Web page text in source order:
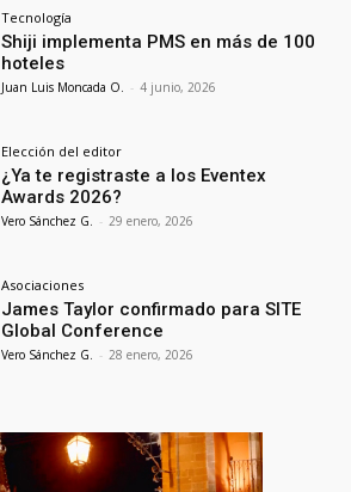
Tecnología
Shiji implementa PMS en más de 100
hoteles
Juan Luis Moncada O. - 4 junio, 2026
Elección del editor
¿Ya te registraste a los Eventex
Awards 2026?
Vero Sánchez G. - 29 enero, 2026
Asociaciones
James Taylor confirmado para SITE
Global Conference
Vero Sánchez G. - 28 enero, 2026